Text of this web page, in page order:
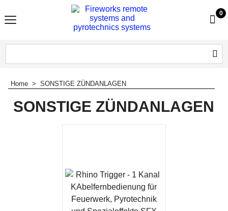
0
Home > SONSTIGE ZÜNDANLAGEN
SONSTIGE ZÜNDANLAGEN